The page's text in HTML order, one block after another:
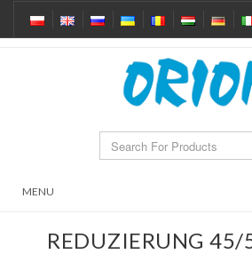
MENU
REDUZIERUNG